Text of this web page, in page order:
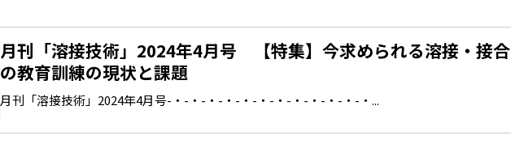
月刊「溶接技術」2024年4月号 【特集】今求められる溶接・接合
の教育訓練の現状と課題
月刊「溶接技術」2024年4月号-・-・-・-・-・-・-・-・-・-・-・-・...